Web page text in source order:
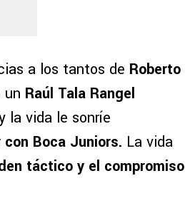
a los tantos de Roberto
un Raúl Tala Rangel
la vida le sonríe
Boca Juniors. La vida
táctico y el compromiso